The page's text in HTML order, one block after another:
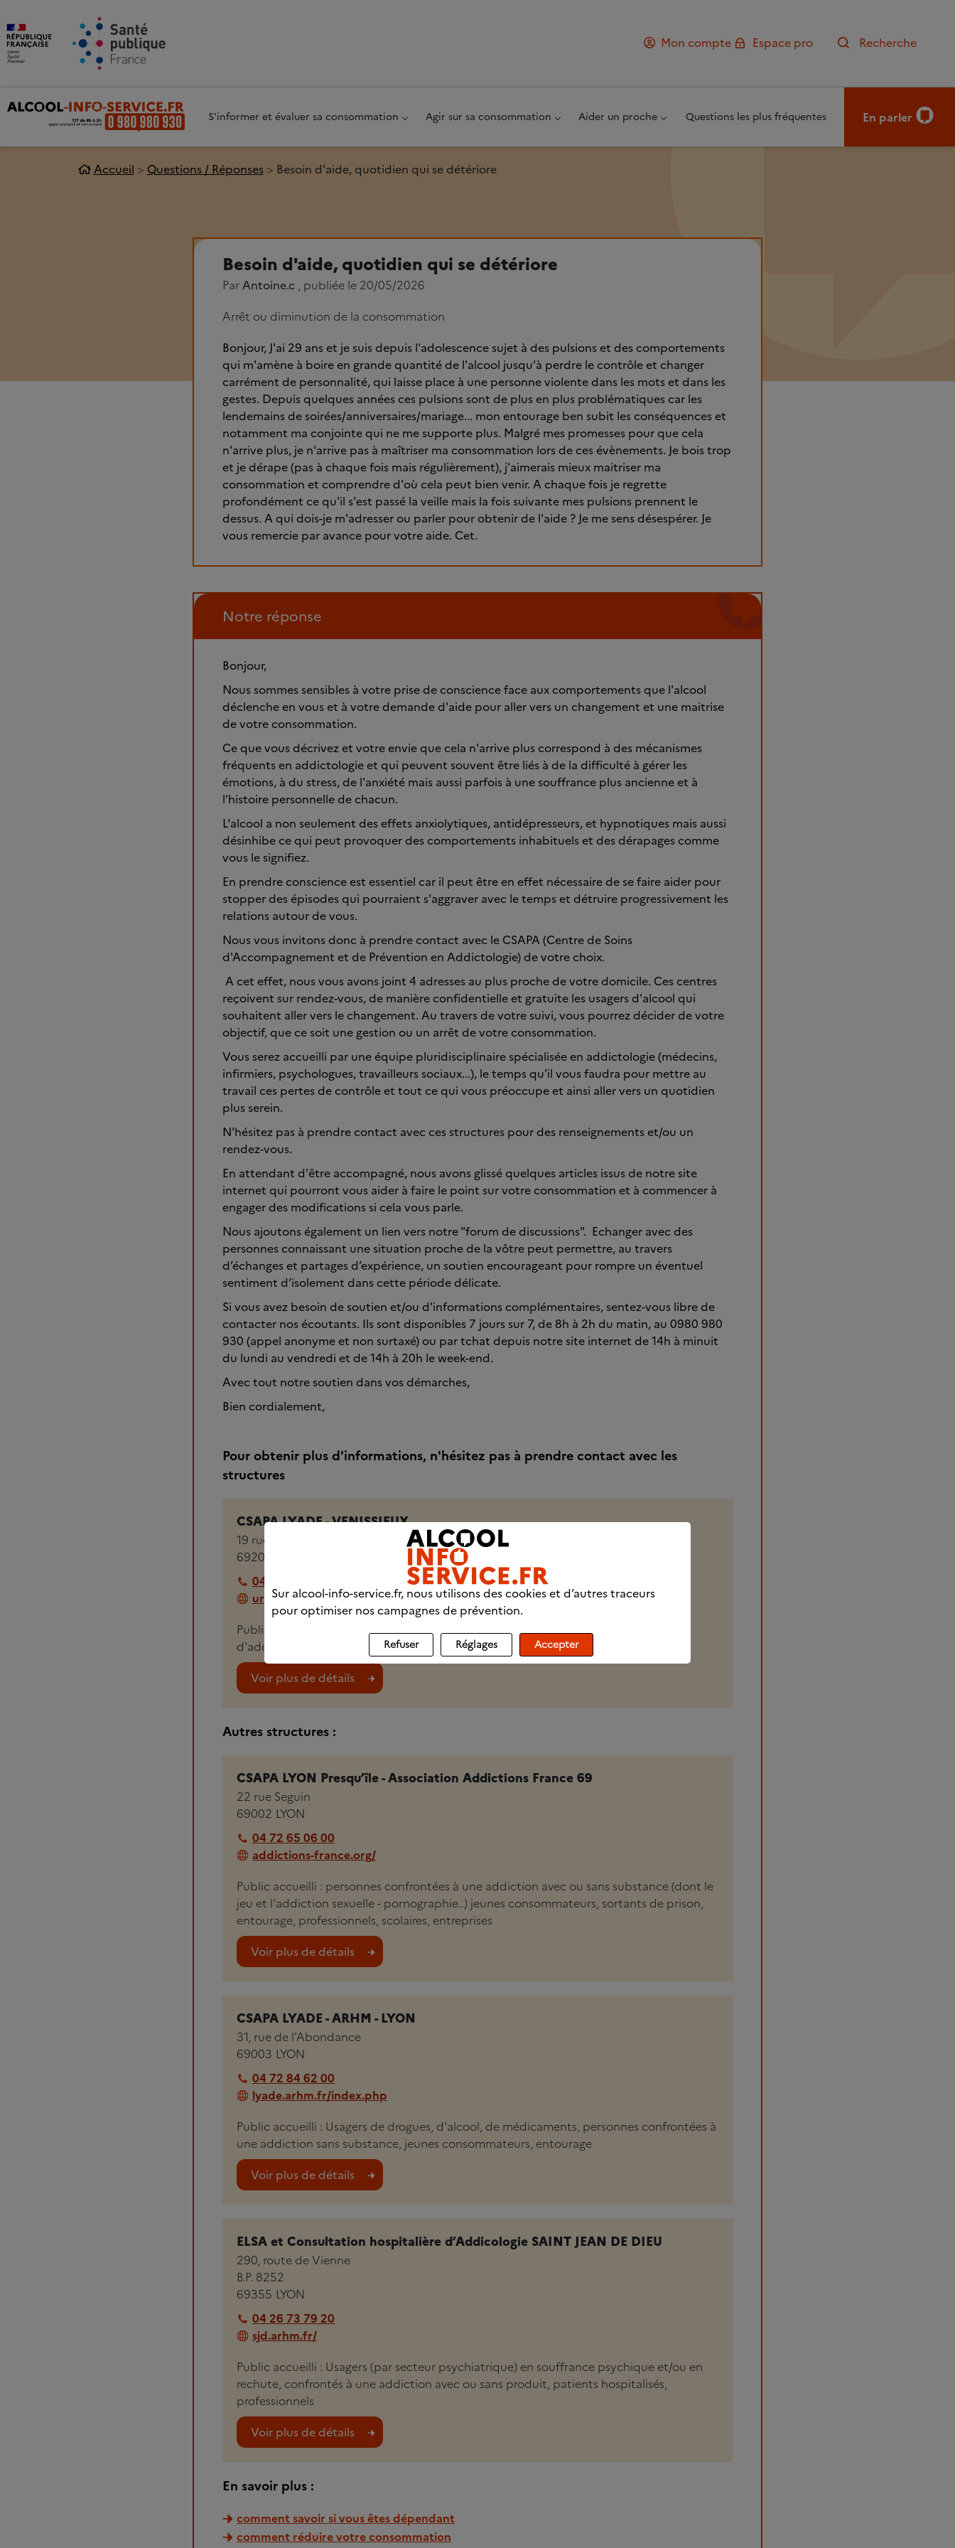
Mon compte
Espace pro Recherche
S'informer et évaluer sa consommation Agir sur sa consommation Aider un proche Questions les plus fréquentes En parler
Accueil Questions / Réponses Besoin d'aide, quotidien qui se détériore
Besoin d'aide, quotidien qui se détériore
ParAntoine.c , publiée le 20/05/2026
Arrêt ou diminution de la consommation
Bonjour, J'ai 29 ans et je suis depuis l'adolescence sujet à des pulsions et des comportements
qui m'amène à boire en grande quantité de l'alcool jusqu'à perdre le contrôle et changer
carrément de personnalité, qui laisse place à une personne violente dans les mots et dans les
gestes. Depuis quelques années ces pulsions sont de plus en plus problématiques car les
lendemains de soirées/anniversaires/mariage... mon entourage ben subit les conséquences et
notamment ma conjointe qui ne me supporte plus. Malgré mes promesses pour que cela
n'arrive plus, je n'arrive pas à maîtriser ma consommation lors de ces évènements. Je bois trop
et je dérape (pas à chaque fois mais régulièrement), j'aimerais mieux maitriser ma
consommation et comprendre d'où cela peut bien venir. A chaque fois je regrette
profondément ce qu'il s'est passé la veille mais la fois suivante mes pulsions prennent le
dessus. A qui dois-je m'adresser ou parler pour obtenir de l'aide ? Je me sens désespérer. Je
vous remercie par avance pour votre aide. Cet.
Notre réponse
Bonjour,
Nous sommes sensibles à votre prise de conscience face aux comportements que l'alcool
déclenche en vous et à votre demande d'aide pour aller vers un changement et une maitrise
de votre consommation.
Ce que vous décrivez et votre envie que cela n'arrive plus correspond à des mécanismes
fréquents en addictologie et qui peuvent souvent être liés à de la difficulté à gérer les
émotions, à du stress, de l'anxiété mais aussi parfois à une souffrance plus ancienne et à
l'histoire personnelle de chacun.
L'alcool a non seulement des effets anxiolytiques, antidépresseurs, et hypnotiques mais aussi
désinhibe ce qui peut provoquer des comportements inhabituels et des dérapages comme
vous le signifiez.
En prendre conscience est essentiel car il peut être en effet nécessaire de se faire aider pour
stopper des épisodes qui pourraient s'aggraver avec le temps et détruire progressivement les
relations autour de vous.
Nous vous invitons donc à prendre contact avec le CSAPA (Centre de Soins
d'Accompagnement et de Prévention en Addictologie) de votre choix.
A cet effet, nous vous avons joint 4 adresses au plus proche de votre domicile. Ces centres
reçoivent sur rendez-vous, de manière confidentielle et gratuite les usagers d'alcool qui
souhaitent aller vers le changement. Au travers de votre suivi, vous pourrez décider de votre
objectif, que ce soit une gestion ou un arrêt de votre consommation.
Vous serez accueilli par une équipe pluridisciplinaire spécialisée en addictologie (médecins,
infirmiers, psychologues, travailleurs sociaux...), le temps qu'il vous faudra pour mettre au
travail ces pertes de contrôle et tout ce qui vous préoccupe et ainsi aller vers un quotidien
plus serein.
N'hésitez pas à prendre contact avec ces structures pour des renseignements et/ou un
rendez-vous.
En attendant d'être accompagné, nous avons glissé quelques articles issus de notre site
internet qui pourront vous aider à faire le point sur votre consommation et à commencer à
engager des modifications si cela vous parle.
Nous ajoutons également un lien vers notre "forum de discussions". Echanger avec des
personnes connaissant une situation proche de la vôtre peut permettre, au travers
d’échanges et partages d’expérience, un soutien encourageant pour rompre un éventuel
sentiment d’isolement dans cette période délicate.
Si vous avez besoin de soutien et/ou d'informations complémentaires, sentez-vous libre de
contacter nos écoutants. Ils sont disponibles 7 jours sur 7, de 8h à 2h du matin, au 0980 980
930 (appel anonyme et non surtaxé) ou par tchat depuis notre site internet de 14h à minuit
du lundi au vendredi et de 14h à 20h le week-end.
Avec tout notre soutien dans vos démarches,
Bien cordialement,
Pour obtenir plus d'informations, n'hésitez pas à prendre contact avec les
structures
CSAPA LYADE - VENISSIEUX
19 rue Victor Hugo
69200
04 78 67 33 33
urlr.me/KBsc9
Public accueilli : usagers de drogues, d'alcool, de médicaments, personnes souffrant
d'addiction sans substance, jeunes consommateurs, entourage, professionnels
Voir plus de détails
Autres structures :
CSAPA LYON Presqu’île - Association Addictions France 69
22 rue Seguin
69002 LYON
04 72 65 06 00
addictions-france.org/
Public accueilli : personnes confrontées à une addiction avec ou sans substance (dont le
jeu et l'addiction sexuelle - pornographie..) jeunes consommateurs, sortants de prison,
entourage, professionnels, scolaires, entreprises
Voir plus de détails
CSAPA LYADE - ARHM - LYON
31, rue de l'Abondance
69003 LYON
04 72 84 62 00
lyade.arhm.fr/index.php
Public accueilli : Usagers de drogues, d'alcool, de médicaments, personnes confrontées à
une addiction sans substance, jeunes consommateurs, entourage
Voir plus de détails
ELSA et Consultation hospitalière d’Addicologie SAINT JEAN DE DIEU
290, route de Vienne
B.P. 8252
69355 LYON
04 26 73 79 20
sjd.arhm.fr/
Public accueilli : Usagers (par secteur psychiatrique) en souffrance psychique et/ou en
rechute, confrontés à une addiction avec ou sans produit, patients hospitalisés,
professionnels
Voir plus de détails
En savoir plus :
comment savoir si vous êtes dépendant
comment réduire votre consommation
Sur alcool-info-service.fr, nous utilisons des cookies et d’autres traceurs
pour optimiser nos campagnes de prévention.
Refuser Réglages Accepter